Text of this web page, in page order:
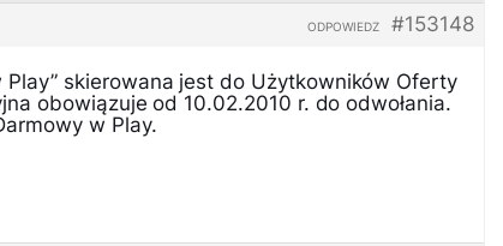
#153148
ODPOWIEDZ
Play” skierowana jest do Użytkowników Oferty
obowiązuje od 10.02.2010 r. do odwołania.
w Play.